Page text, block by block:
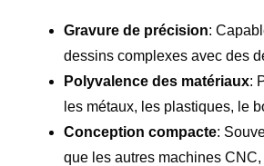
Gravure de précision:
dessins complexes avec des
Polyvalence des matériaux:
les métaux, les plastiques, le
Conception compacte:
que les autres machines